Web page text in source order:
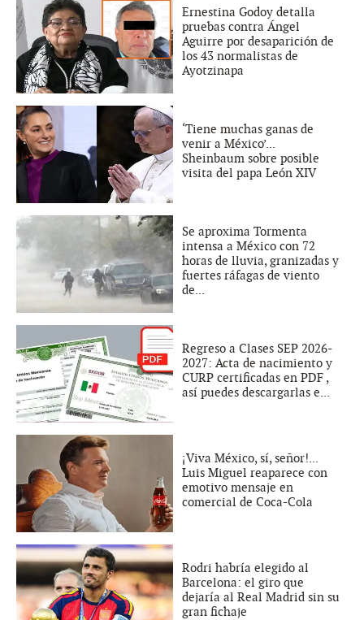
Ernestina Godoy detalla
pruebas contra Ángel
Aguirre por desaparición de
los 43 normalistas de
Ayotzinapa
‘Tiene muchas ganas de
venir a México’...
Sheinbaum sobre posible
visita del papa León XIV
Se aproxima Tormenta
intensa a México con 72
horas de lluvia, granizadas y
fuertes ráfagas de viento
de...
Regreso a Clases SEP 2026-
2027: Acta de nacimiento y
CURP certificadas en PDF ,
así puedes descargarlas e...
¡Viva México, sí, señor!...
Luis Miguel reaparece con
emotivo mensaje en
comercial de Coca-Cola
Rodri habría elegido al
Barcelona: el giro que
dejaría al Real Madrid sin su
gran fichaje